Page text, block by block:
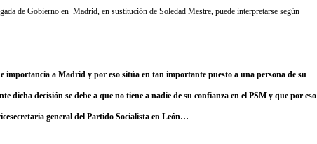
de Gobierno en Madrid, en sustitución de Soledad Mestre, puede interpretarse según
importancia a Madrid y por eso sitúa en tan importante puesto a una persona de su
dicha decisión se debe a que no tiene a nadie de su confianza en el PSM y que por eso
general del Partido Socialista en León…